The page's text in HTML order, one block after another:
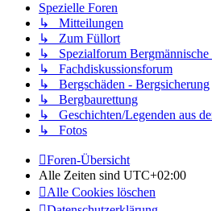
Spezielle Foren
↳ Mitteilungen
↳ Zum Füllort
↳ Spezialforum Bergmännische
↳ Fachdiskussionsforum
↳ Bergschäden - Bergsicherung
↳ Bergbaurettung
↳ Geschichten/Legenden aus
↳ Fotos
Foren-Übersicht
Alle Zeiten sind UTC+02:00
Alle Cookies löschen